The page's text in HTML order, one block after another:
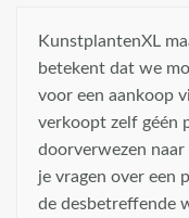
KunstplantenXL
betekent dat we
voor een aankoop
verkoopt zelf géén
doorverwezen
je vragen over een
de desbetreffende